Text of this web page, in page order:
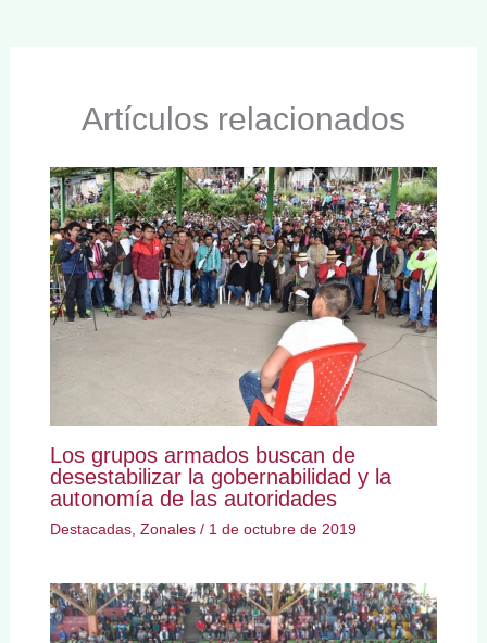
Artículos relacionados
Los grupos armados buscan de
desestabilizar la gobernabilidad y la
autonomía de las autoridades
Destacadas, Zonales/ 1 de octubre de 2019